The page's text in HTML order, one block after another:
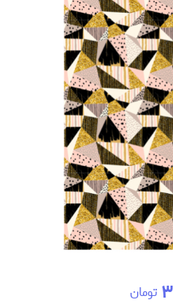
تومان